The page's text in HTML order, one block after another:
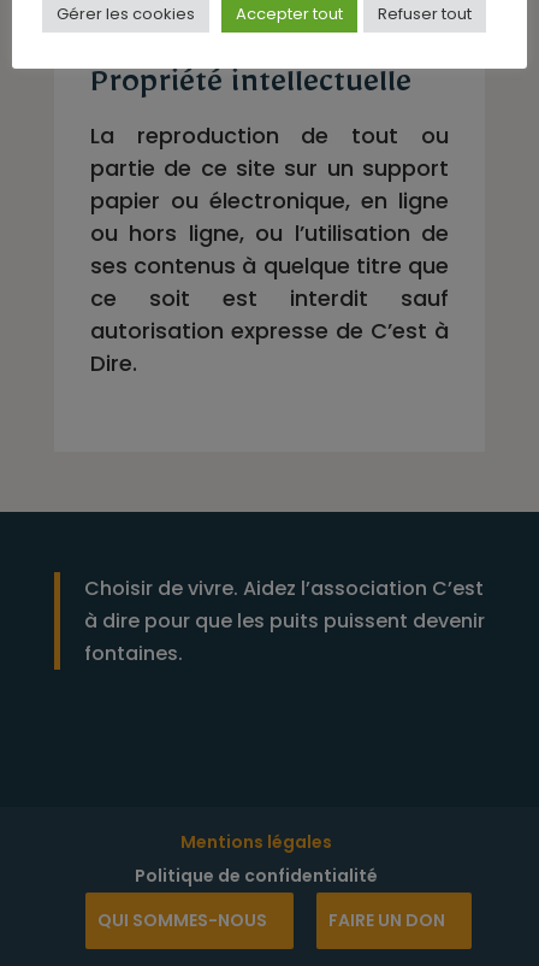
Propriété intellectuelle
La reproduction de tout ou
partie de ce site sur un support
papier ou électronique, en ligne
ou hors ligne, ou l’utilisation de
ses contenus à quelque titre que
ce soit est interdit sauf
autorisation expresse de C’est à
Dire.
Choisir de vivre. Aidez l’association C’est
à dire pour que les puits puissent devenir
fontaines.
Mentions légales
Politique de confidentialité
QUI SOMMES-NOUS
FAIRE UN DON
Gérer les cookies Accepter tout Refuser tout